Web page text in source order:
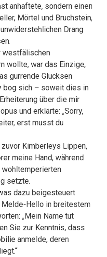
anhaftete, sondern einen
Mörtel und Bruchstein,
Drang
westfälischen
wollte, war das Einzige,
gurrende Glucksen
bog sich – soweit dies in
über die mir
und erklärte: „Sorry,
erst musst du
Kimberleys Lippen,
meine Hand, während
setzte.
dazu beigesteuert
Melde-Hello in breitestem
„Mein Name tut
Sie zur Kenntnis, dass
anmelde, deren